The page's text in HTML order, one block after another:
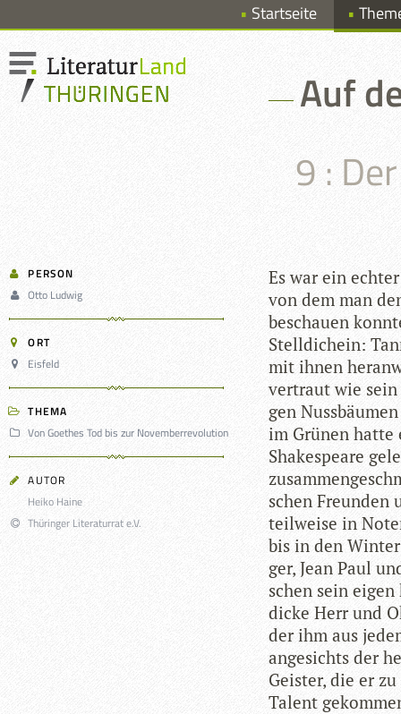
Startseite
Auf
9 :
PERSON
Otto Ludwig
ORT
Eisfeld
THEMA
Von Goethes Tod bis zur Novemberrevolution
AUTOR
Heiko Haine
Thüringer Literaturrat e.V.
Es war ein
von dem man
beschauen
Stell­dich­ein:
mit ihnen
ver­traut wie sein
gen
im Grü­nen hatte
Shake­speare
schen Freun­den
teil­weise in
bis in den
ger, Jean Paul
schen sein
dicke Herr und
der ihm aus
ange­sichts der
Geis­ter, die er
Talent